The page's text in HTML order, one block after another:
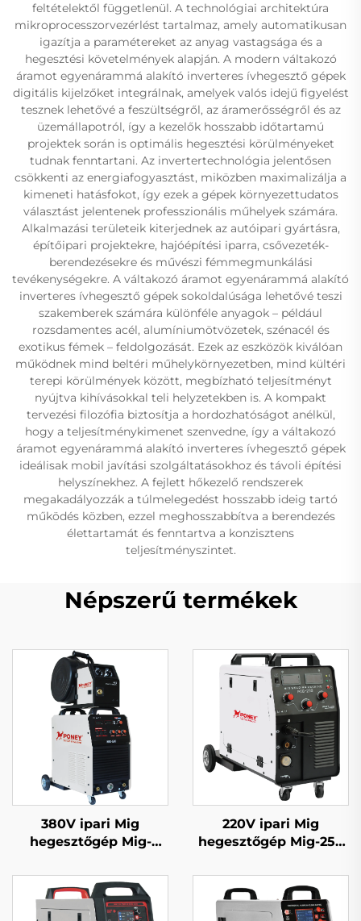
feltételektől függetlenül. A technológiai architektúra
mikroprocesszorvezérlést tartalmaz, amely automatikusan
igazítja a paramétereket az anyag vastagsága és a
hegesztési követelmények alapján. A modern váltakozó
áramot egyenárammá alakító inverteres ívhegesztő gépek
digitális kijelzőket integrálnak, amelyek valós idejű figyelést
tesznek lehetővé a feszültségről, az áramerősségről és az
üzemállapotról, így a kezelők hosszabb időtartamú
projektek során is optimális hegesztési körülményeket
tudnak fenntartani. Az invertertechnológia jelentősen
csökkenti az energiafogyasztást, miközben maximalizálja a
kimeneti hatásfokot, így ezek a gépek környezettudatos
választást jelentenek professzionális műhelyek számára.
Alkalmazási területeik kiterjednek az autóipari gyártásra,
építőipari projektekre, hajóépítési iparra, csővezeték-
berendezésekre és művészi fémmegmunkálási
tevékenységekre. A váltakozó áramot egyenárammá alakító
inverteres ívhegesztő gépek sokoldalúsága lehetővé teszi
szakemberek számára különféle anyagok – például
rozsdamentes acél, alumíniumötvözetek, szénacél és
exotikus fémek – feldolgozását. Ezek az eszközök kiválóan
működnek mind beltéri műhelykörnyezetben, mind kültéri
terepi körülmények között, megbízható teljesítményt
nyújtva kihívásokkal teli helyzetekben is. A kompakt
tervezési filozófia biztosítja a hordozhatóságot anélkül,
hogy a teljesítménykimenet szenvedne, így a váltakozó
áramot egyenárammá alakító inverteres ívhegesztő gépek
ideálisak mobil javítási szolgáltatásokhoz és távoli építési
helyszínekhez. A fejlett hőkezelő rendszerek
megakadályozzák a túlmelegedést hosszabb ideig tartó
működés közben, ezzel meghosszabbítva a berendezés
élettartamát és fenntartva a konzisztens
teljesítményszintet.
Népszerű termékek
380V ipari Mig
hegesztőgép Mig-
huzaladagolóval,
többfunkciós CO2
gázzal védett Mig/Mag
220V ipari Mig
hegesztőgép Mig-250
gázzal védett Mig/Mag
hegesztőgép